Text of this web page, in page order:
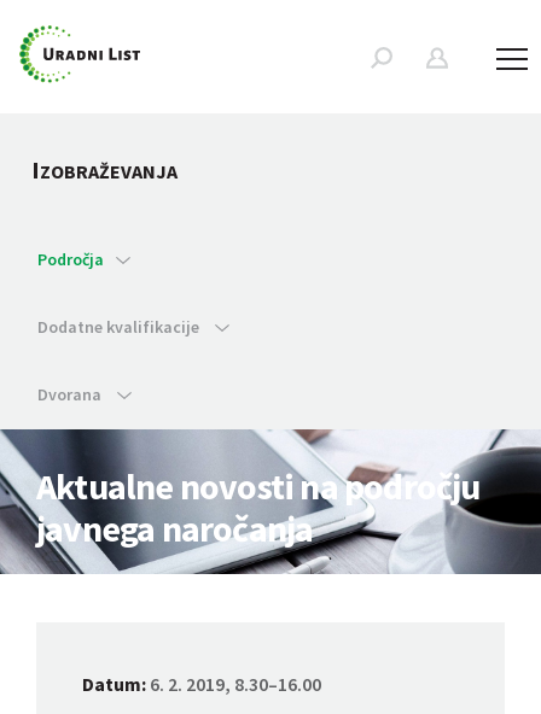
IZOBRAŽEVANJA
Področja
Dodatne kvalifikacije
Dvorana
Aktualne novosti na področju
javnega naročanja
Datum: 6. 2. 2019, 8.30–16.00